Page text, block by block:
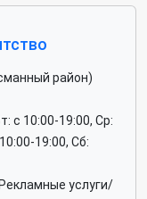
район)
c 10:00-19:00, Ср:
19:00, Сб:
услуги/